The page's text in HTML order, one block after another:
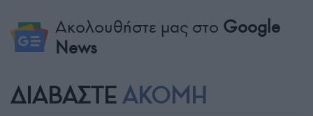
Ακολουθήστε μας στο Google
News
ΔΙΑΒΑΣΤΕ ΑΚΟΜΗ